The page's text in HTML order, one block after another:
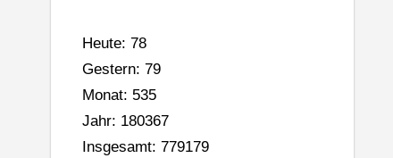
Heute: 78
Gestern: 79
Monat: 535
Jahr: 180367
Insgesamt: 779179